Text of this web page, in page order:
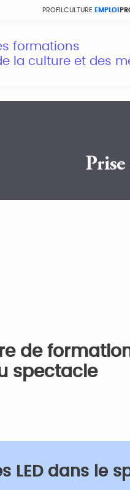
PROFILCULTURE EMPLOI
formations
la culture et des
de
spectacle
LED dans le